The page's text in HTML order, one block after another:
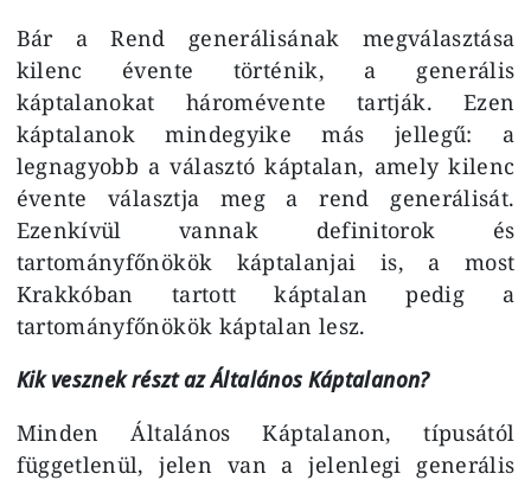
Bár a Rend generálisának megválasztása
kilenc évente történik, a generális
káptalanokat háromévente tartják. Ezen
káptalanok mindegyike más jellegű: a
legnagyobb a választó káptalan, amely kilenc
évente választja meg a rend generálisát.
Ezenkívül vannak definitorok és
tartományfőnökök káptalanjai is, a most
Krakkóban tartott káptalan pedig a
tartományfőnökök káptalan lesz.
Kik vesznek részt az Általános Káptalanon?
Minden Általános Káptalanon, típusától
függetlenül, jelen van a jelenlegi generális